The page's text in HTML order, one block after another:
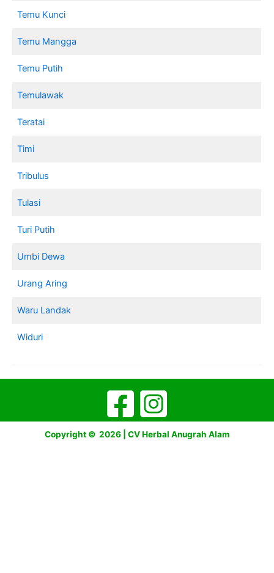
Temu Kunci
Temu Mangga
Temu Putih
Temulawak
Teratai
Timi
Tribulus
Tulasi
Turi Putih
Umbi Dewa
Urang Aring
Waru Landak
Widuri
Copyright © 2026 | CV Herbal Anugrah Alam